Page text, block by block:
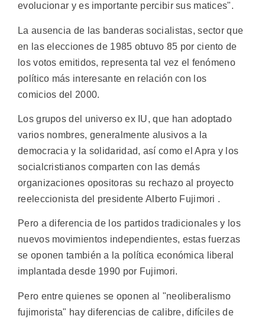
evolucionar y es importante percibir sus matices".
La ausencia de las banderas socialistas, sector que
en las elecciones de 1985 obtuvo 85 por ciento de
los votos emitidos, representa tal vez el fenómeno
político más interesante en relación con los
comicios del 2000.
Los grupos del universo ex IU, que han adoptado
varios nombres, generalmente alusivos a la
democracia y la solidaridad, así como el Apra y los
socialcristianos comparten con las demás
organizaciones opositoras su rechazo al proyecto
reeleccionista del presidente Alberto Fujimori .
Pero a diferencia de los partidos tradicionales y los
nuevos movimientos independientes, estas fuerzas
se oponen también a la política económica liberal
implantada desde 1990 por Fujimori.
Pero entre quienes se oponen al "neoliberalismo
fujimorista" hay diferencias de calibre, difíciles de